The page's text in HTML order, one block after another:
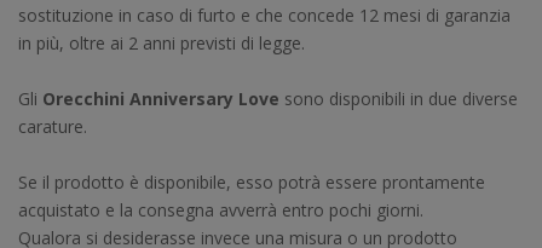
sostituzione in caso di furto e che concede 12 mesi di garanzia
in più, oltre ai 2 anni previsti di legge.
Gli Orecchini Anniversary Love sono disponibili in due diverse
carature.
Se il prodotto è disponibile, esso potrà essere prontamente
acquistato e la consegna avverrà entro pochi giorni.
Qualora si desiderasse invece una misura o un prodotto